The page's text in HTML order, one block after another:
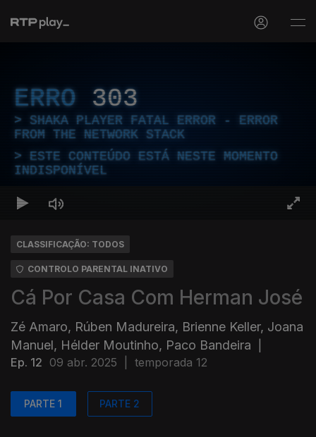
ERRO 303
SHAKA PLAYER FATAL ERROR - ERROR
FROM THE NETWORK STACK
ESTE CONTEÚDO ESTÁ NESTE MOMENTO
INDISPONÍVEL
CLASSIFICAÇÃO: TODOS
CONTROLO PARENTAL INATIVO
Cá Por Casa Com Herman José
Zé Amaro, Rúben Madureira, Brienne Keller, Joana
Manuel, Hélder Moutinho, Paco Bandeira
Ep. 12 09 abr. 2025 temporada 12
PARTE 1 PARTE 2